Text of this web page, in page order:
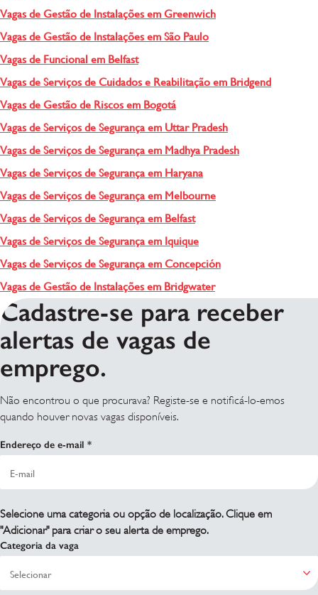
Vagas de Gestão de Instalações em Greenwich
Vagas de Gestão de Instalações em São Paulo
Vagas de Funcional em Belfast
Vagas de Serviços de Cuidados e Reabilitação em Bridgend
Vagas de Gestão de Riscos em Bogotá
Vagas de Serviços de Segurança em Uttar Pradesh
Vagas de Serviços de Segurança em Madhya Pradesh
Vagas de Serviços de Segurança em Haryana
Vagas de Serviços de Segurança em Melbourne
Vagas de Serviços de Segurança em Belfast
Vagas de Serviços de Segurança em Iquique
Vagas de Serviços de Segurança em Concepción
Vagas de Gestão de Instalações em Bridgwater
Cadastre-se para receber
alertas de vagas de
emprego.
Não encontrou o que procurava? Registe-se e notificá-lo-emos
quando houver novas vagas disponíveis.
Endereço de e-mail
Selecione uma categoria ou opção de localização. Clique em
"Adicionar" para criar o seu alerta de emprego.
Categoria da vaga